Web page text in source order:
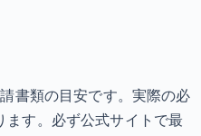
書類の目安です。実際の必
ます。必ず公式サイトで最